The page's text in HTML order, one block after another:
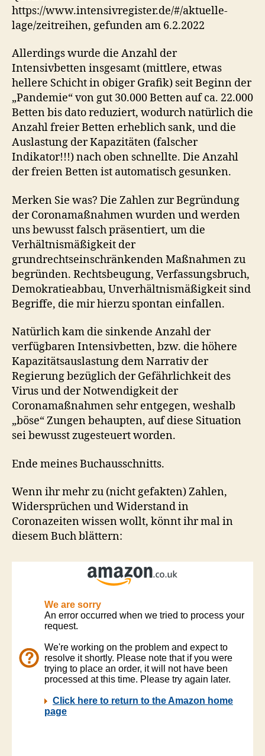
https://www.intensivregister.de/#/aktuelle-
lage/zeitreihen, gefunden am 6.2.2022
Allerdings wurde die Anzahl der
Intensivbetten insgesamt (mittlere, etwas
hellere Schicht in obiger Grafik) seit Beginn der
„Pandemie“ von gut 30.000 Betten auf ca. 22.000
Betten bis dato reduziert, wodurch natürlich die
Anzahl freier Betten erheblich sank, und die
Auslastung der Kapazitäten (falscher
Indikator!!!) nach oben schnellte. Die Anzahl
der freien Betten ist automatisch gesunken.
Merken Sie was? Die Zahlen zur Begründung
der Coronamaßnahmen wurden und werden
uns bewusst falsch präsentiert, um die
Verhältnismäßigkeit der
grundrechtseinschränkenden Maßnahmen zu
begründen. Rechtsbeugung, Verfassungsbruch,
Demokratieabbau, Unverhältnismäßigkeit sind
Begriffe, die mir hierzu spontan einfallen.
Natürlich kam die sinkende Anzahl der
verfügbaren Intensivbetten, bzw. die höhere
Kapazitätsauslastung dem Narrativ der
Regierung bezüglich der Gefährlichkeit des
Virus und der Notwendigkeit der
Coronamaßnahmen sehr entgegen, weshalb
„böse“ Zungen behaupten, auf diese Situation
sei bewusst zugesteuert worden.
Ende meines Buchausschnitts.
Wenn ihr mehr zu (nicht gefakten) Zahlen,
Widersprüchen und Widerstand in
Coronazeiten wissen wollt, könnt ihr mal in
diesem Buch blättern: